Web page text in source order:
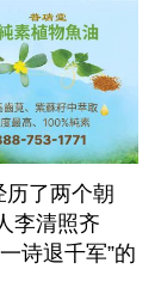
了两个朝
李清照齐
诗退千军”的